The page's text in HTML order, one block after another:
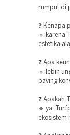
rumput di
❓ Kenapa
🔹 karena
estetika
❓ Apa
🔹 lebih
paving
❓ Apakah
🔹 ya,
ekosistem